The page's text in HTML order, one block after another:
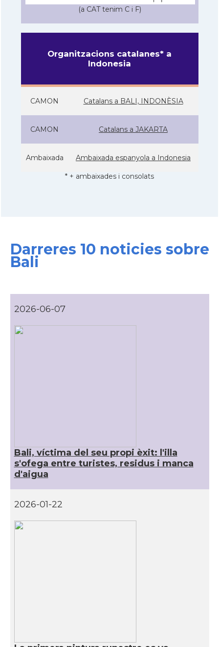
(a CAT tenim C i F)
Organitzacions catalanes* a
Indonesia
CAMON Catalans a BALI, INDONÈSIA
CAMON Catalans a JAKARTA
Ambaixada Ambaixada espanyola a Indonesia
* + ambaixades i consolats
Darreres 10 noticies sobre
Bali
2026-06-07
Bali, víctima del seu propi èxit: l'illa
s'ofega entre turistes, residus i manca
d'aigua
2026-01-22